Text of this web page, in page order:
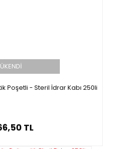
Poşetli - Steril İdrar Kabı 250li
TL